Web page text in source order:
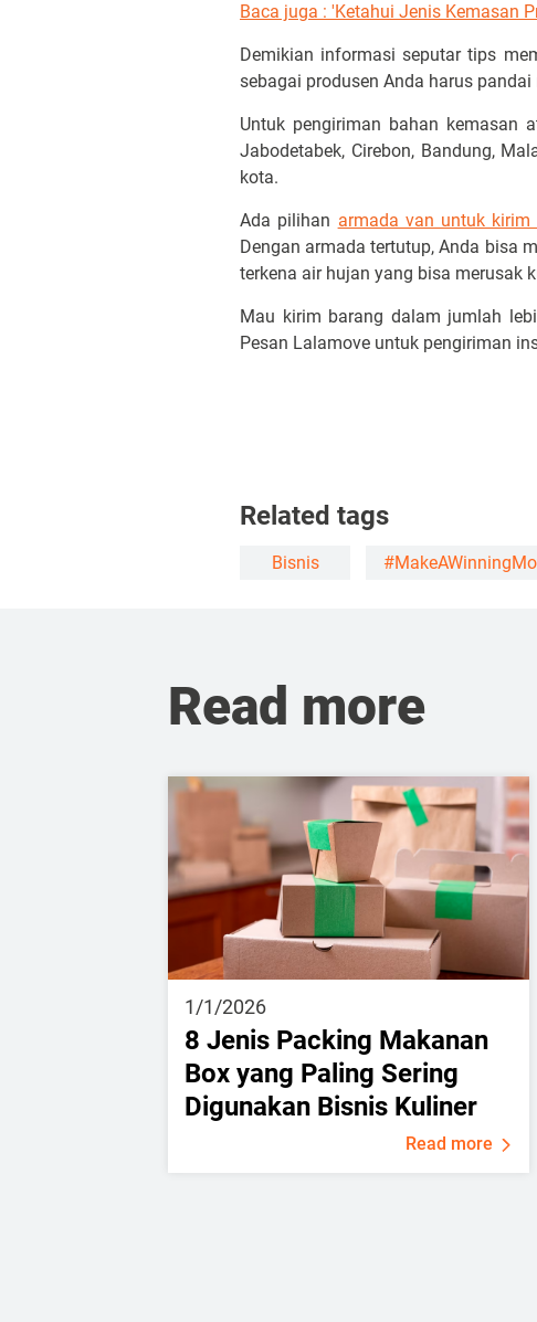
Baca juga : 'Ketahui Jenis Kemasan
Demikian informasi seputar tips
sebagai produsen Anda harus
Untuk pengiriman bahan kemasan
Jabodetabek, Cirebon, Bandung,
kota.
Ada pilihan armada van untuk
Dengan armada tertutup, Anda bisa
terkena air hujan yang bisa merusak
Mau kirim barang dalam jumlah
Pesan Lalamove untuk pengiriman
Related tags
Bisnis
Read more
1/1/2026
8 Jenis Packing Makanan
Box yang Paling Sering
Digunakan Bisnis Kuliner
Read more